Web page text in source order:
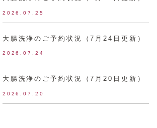
2026.07.25
大腸洗浄のご予約状況（7月24日更新）
2026.07.24
大腸洗浄のご予約状況（7月20日更新）
2026.07.20